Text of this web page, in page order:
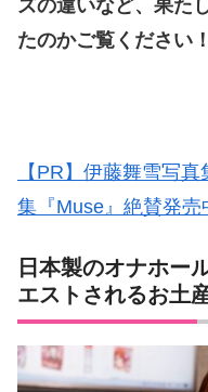
ズの違いなど、果た
たのかご覧ください！
【PR】伊藤舞雪写真
集『Muse』絶賛発売
日本製のオナホー
エストされるお土